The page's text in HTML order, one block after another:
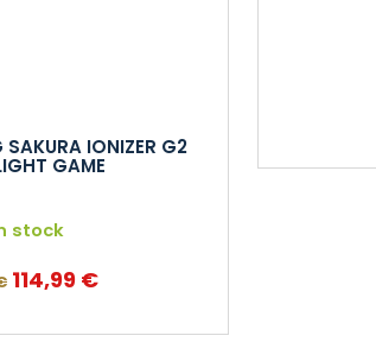
SAKURA IONIZER G2
GAME
stock
Le
initial
114,99 €Le
actuel